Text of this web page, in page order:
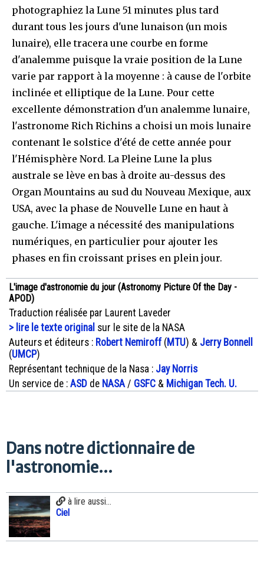
photographiez la Lune 51 minutes plus tard
durant tous les jours d'une lunaison (un mois
lunaire), elle tracera une courbe en forme
d'analemme puisque la vraie position de la Lune
varie par rapport à la moyenne : à cause de l'orbite
inclinée et elliptique de la Lune. Pour cette
excellente démonstration d'un analemme lunaire,
l'astronome Rich Richins a choisi un mois lunaire
contenant le solstice d'été de cette année pour
l'Hémisphère Nord. La Pleine Lune la plus
australe se lève en bas à droite au-dessus des
Organ Mountains au sud du Nouveau Mexique, aux
USA, avec la phase de Nouvelle Lune en haut à
gauche. L'image a nécessité des manipulations
numériques, en particulier pour ajouter les
phases en fin croissant prises en plein jour.
L'image d'astronomie du jour (Astronomy Picture Of the Day -
APOD)
Traduction réalisée par Laurent Laveder
> lire le texte original sur le site de la NASA
Auteurs et éditeurs : Robert Nemiroff(MTU) & Jerry Bonnell
(UMCP)
Représentant technique de la Nasa : Jay Norris
Un service de : ASD de NASA / GSFC & Michigan Tech. U.
Dans notre dictionnaire de
l'astronomie...
à lire aussi...
Ciel